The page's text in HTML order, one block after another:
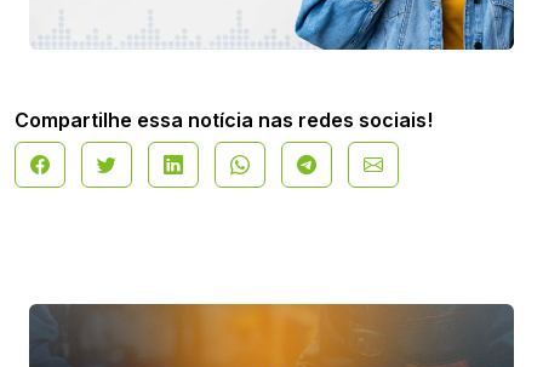
Compartilhe essa notícia nas redes sociais!